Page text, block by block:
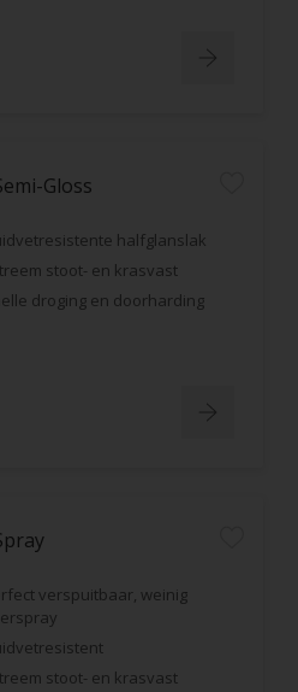
Gloss
halfglanslak
stoot- en krasvast
droging en doorharding
verspuitbaar, weinig
stoot- en krasvast